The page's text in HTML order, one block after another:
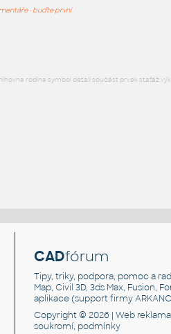
- buďte první
rodina symbol detail součást prvek stafáž
CADfórum
Tipy, triky, podpora, pomoc a
Map, Civil 3D, 3ds Max, Fusion,
aplikace (support firmy
Copyright © 2026 |Web reklama
soukromí, podmínky